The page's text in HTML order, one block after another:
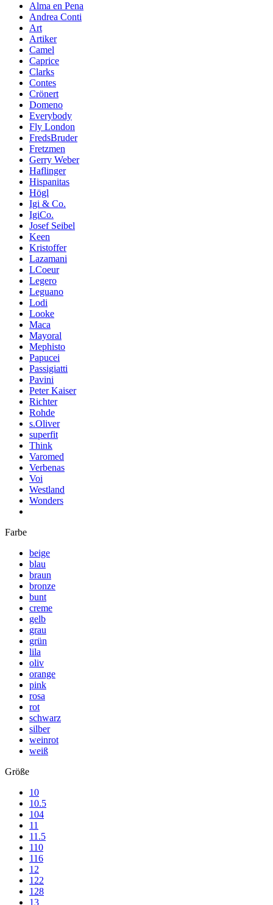
Alma en Pena
Andrea Conti
Art
Artiker
Camel
Caprice
Clarks
Contes
Crönert
Domeno
Everybody
Fly London
FredsBruder
Fretzmen
Gerry Weber
Haflinger
Hispanitas
Högl
Igi & Co.
IgiCo.
Josef Seibel
Keen
Kristoffer
Lazamani
LCoeur
Legero
Leguano
Lodi
Looke
Maca
Mayoral
Mephisto
Papucei
Passigiatti
Pavini
Peter Kaiser
Richter
Rohde
s.Oliver
superfit
Think
Varomed
Verbenas
Voi
Westland
Wonders
Farbe
beige
blau
braun
bronze
bunt
creme
gelb
grau
grün
lila
oliv
orange
pink
rosa
rot
schwarz
silber
weinrot
weiß
Größe
10
10.5
104
11
11.5
110
116
12
122
128
13